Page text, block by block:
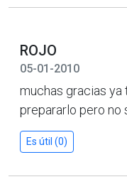
ROJO
05-01-2010
muchas gracias ya
prepararlo pero no
Es útil (0)